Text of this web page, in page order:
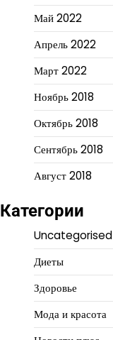
Май 2022
Апрель 2022
Март 2022
Ноябрь 2018
Октябрь 2018
Сентябрь 2018
Август 2018
Категории
Uncategorised
Диеты
Здоровье
Мода и красота